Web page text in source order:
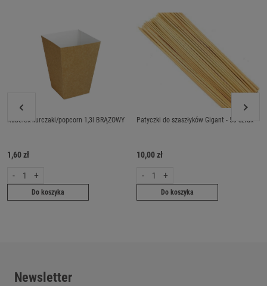
Kubełek kurczaki/popcorn 1,3l BRĄZOWY
1,60 zł
- +
Do koszyka
Patyczki do szaszłyków Gigant - 50 sztuk
10,00 zł
- +
Do koszyka
Newsletter